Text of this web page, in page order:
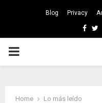
Blog Privacy
PRIMARY
Home
Lo más leído